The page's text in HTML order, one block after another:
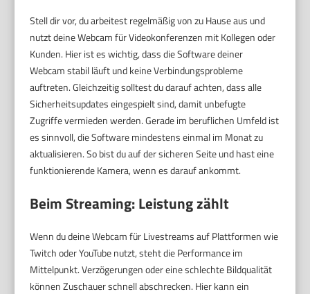
Stell dir vor, du arbeitest regelmäßig von zu Hause aus und
nutzt deine Webcam für Videokonferenzen mit Kollegen oder
Kunden. Hier ist es wichtig, dass die Software deiner
Webcam stabil läuft und keine Verbindungsprobleme
auftreten. Gleichzeitig solltest du darauf achten, dass alle
Sicherheitsupdates eingespielt sind, damit unbefugte
Zugriffe vermieden werden. Gerade im beruflichen Umfeld ist
es sinnvoll, die Software mindestens einmal im Monat zu
aktualisieren. So bist du auf der sicheren Seite und hast eine
funktionierende Kamera, wenn es darauf ankommt.
Beim Streaming: Leistung zählt
Wenn du deine Webcam für Livestreams auf Plattformen wie
Twitch oder YouTube nutzt, steht die Performance im
Mittelpunkt. Verzögerungen oder eine schlechte Bildqualität
können Zuschauer schnell abschrecken. Hier kann ein